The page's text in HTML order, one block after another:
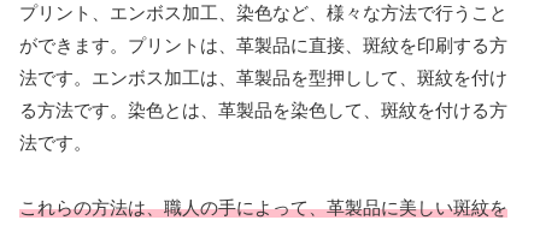
プリント、エンボス加工、染色など、様々な方法で行うこと
ができます。プリントは、革製品に直接、斑紋を印刷する方
法です。エンボス加工は、革製品を型押しして、斑紋を付け
る方法です。染色とは、革製品を染色して、斑紋を付ける方
法です。
これらの方法は、職人の手によって、革製品に美しい斑紋を